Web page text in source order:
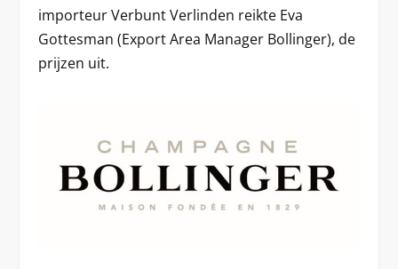
importeur Verbunt Verlinden reikte Eva
Gottesman (Export Area Manager Bollinger), de
prijzen uit.